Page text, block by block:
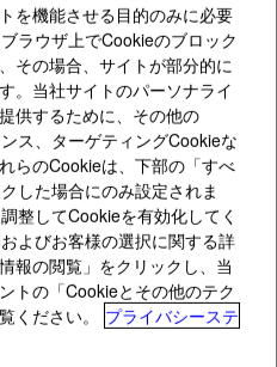
Polyol?
TL 1600 Isocyanate
suitable to produce
through S-RIM technology.
を機能させる目的のみに必要
ラウザ上でCookieのブロック
その場合、サイトが部分的に
。当社サイトのパーソナライ
供するために、その他の
ス、ターゲティングCookieな
らのCookieは、下部の「すべ
した場合にのみ設定されま
整してCookieを有効化してく
よびお客様の選択に関する詳
報の閲覧」をクリックし、当
トの「Cookieとその他のテク
ください。
プライバシーステ